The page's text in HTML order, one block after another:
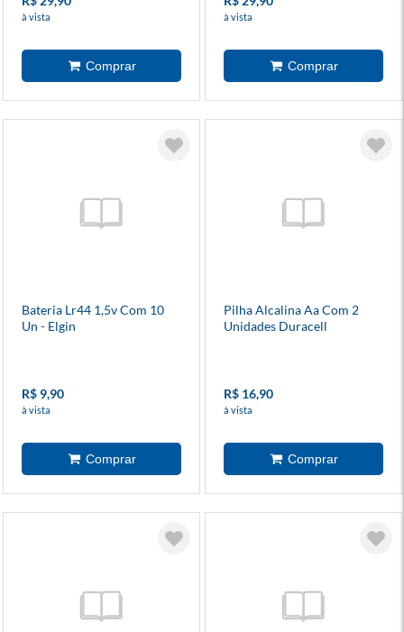
à vista à vista
Bateria Lr44 1,5v Com 10
Un - Elgin
R$ 9,90
à vista
Pilha Alcalina Aa Com 2
Unidades Duracell
R$ 16,90
à vista